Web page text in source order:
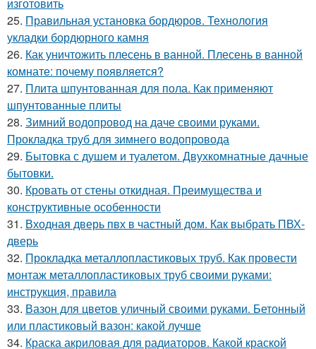
25. Правильная установка бордюров. Технология
укладки бордюрного камня
26. Как уничтожить плесень в ванной. Плесень в ванной
комнате: почему появляется?
27. Плита шпунтованная для пола. Как применяют
шпунтованные плиты
28. Зимний водопровод на даче своими руками.
Прокладка труб для зимнего водопровода
29. Бытовка с душем и туалетом. Двухкомнатные дачные
бытовки.
30. Кровать от стены откидная. Преимущества и
конструктивные особенности
31. Входная дверь пвх в частный дом. Как выбрать ПВХ-
дверь
32. Прокладка металлопластиковых труб. Как провести
монтаж металлопластиковых труб своими руками:
инструкция, правила
33. Вазон для цветов уличный своими руками. Бетонный
или пластиковый вазон: какой лучше
34. Краска акриловая для радиаторов. Какой краской